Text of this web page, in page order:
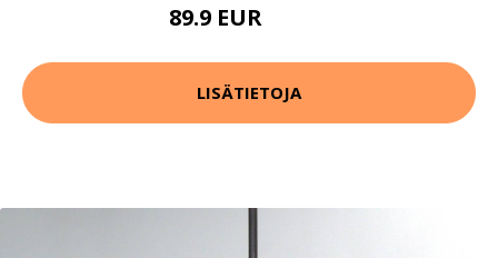
89.9 EUR
LISÄTIETOJA